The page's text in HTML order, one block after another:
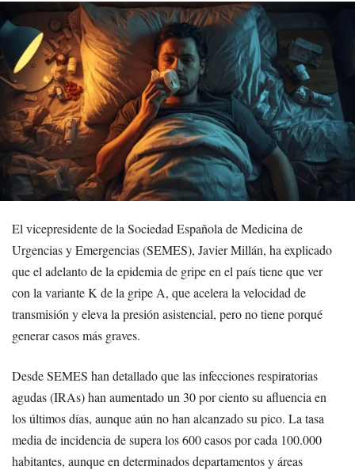
El vicepresidente de la Sociedad Española de Medicina de
Urgencias y Emergencias (SEMES), Javier Millán, ha explicado
que el adelanto de la epidemia de gripe en el país tiene que ver
con la variante K de la gripe A, que acelera la velocidad de
transmisión y eleva la presión asistencial, pero no tiene porqué
generar casos más graves.
Desde SEMES han detallado que las infecciones respiratorias
agudas (IRAs) han aumentado un 30 por ciento su afluencia en
los últimos días, aunque aún no han alcanzado su pico. La tasa
media de incidencia de supera los 600 casos por cada 100.000
habitantes, aunque en determinados departamentos y áreas